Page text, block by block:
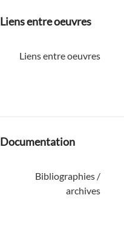
Liens entre oeuvres
Liens entre oeuvres
Documentation
Bibliographies /
archives